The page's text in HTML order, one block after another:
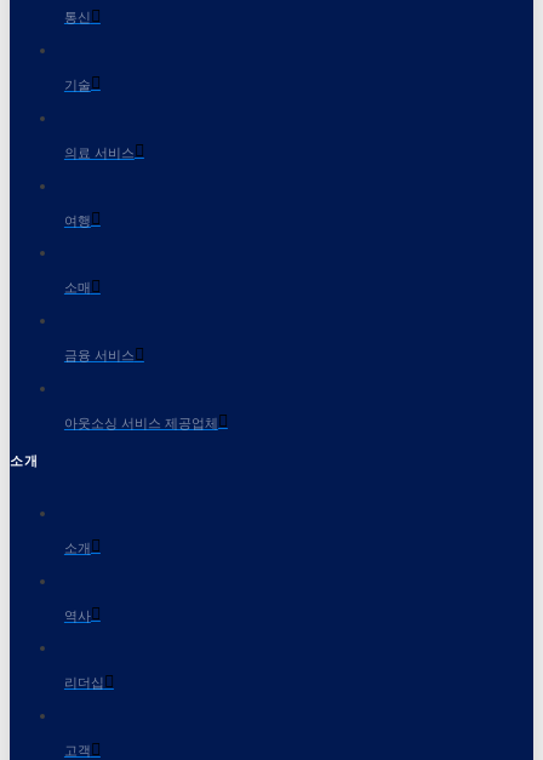
통신
기술
의료 서비스
여행
소매
금융 서비스
아웃소싱 서비스 제공업체
소개
소개
역사
리더십
고객